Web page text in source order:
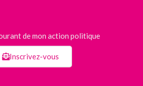
de mon action politique
Inscrivez-vous